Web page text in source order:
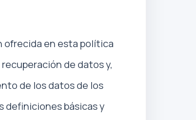
ofrecida en esta política
de datos y,
de los datos de los
definiciones básicas y